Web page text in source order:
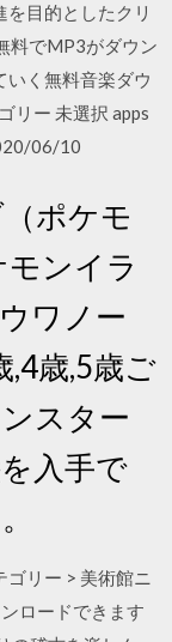
目的としたクリ
料でMP3がダウン
いく無料音楽ダウ
リー 未選択 apps
06/10
ポケモ
ンイラ
ワノー
,4歳,5歳ご
スター
入手で
ゴリー > 美術館ニ
ロードできます